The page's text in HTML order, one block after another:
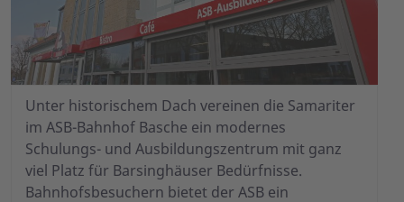
Unter historischem Dach vereinen die Samariter
im ASB-Bahnhof Basche ein modernes
Schulungs- und Ausbildungszentrum mit ganz
viel Platz für Barsinghäuser Bedürfnisse.
Bahnhofsbesuchern bietet der ASB ein